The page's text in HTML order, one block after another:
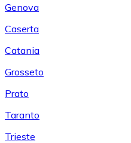
Genova
Caserta
Catania
Grosseto
Prato
Taranto
Trieste